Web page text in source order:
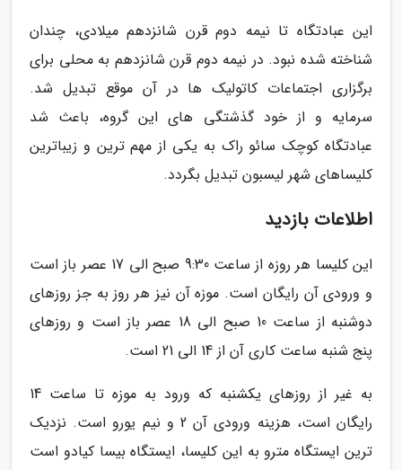
این عبادتگاه تا نیمه دوم قرن شانزدهم میلادی، چندان
شناخته شده نبود. در نیمه دوم قرن شانزدهم به محلی برای
برگزاری اجتماعات کاتولیک ها در آن موقع تبدیل شد.
سرمایه و از خود گذشتگی های این گروه، باعث شد
عبادتگاه کوچک سائو راک به یکی از مهم ترین و زیباترین
کلیساهای شهر لیسبون تبدیل بگردد.
اطلاعات بازدید
این کلیسا هر روزه از ساعت 9:30 صبح الی 17 عصر باز است
و ورودی آن رایگان است. موزه آن نیز هر روز به جز روزهای
دوشنبه از ساعت 10 صبح الی 18 عصر باز است و روزهای
پنج شنبه ساعت کاری آن از 14 الی 21 است.
به غیر از روزهای یکشنبه که ورود به موزه تا ساعت 14
رایگان است، هزینه ورودی آن 2 و نیم یورو است. نزدیک
ترین ایستگاه مترو به این کلیسا، ایستگاه بیسا کیادو است